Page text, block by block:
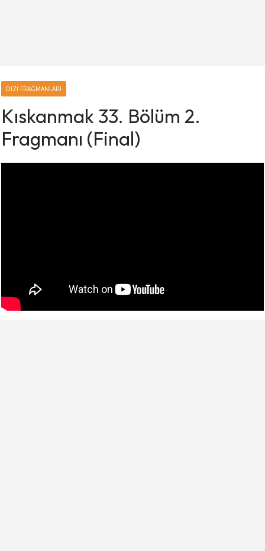
DIZI FRAGMANLARI
Kıskanmak 33. Bölüm 2.
Fragmanı (Final)